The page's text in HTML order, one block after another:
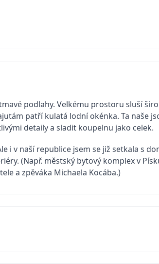
podlahy. Velkému prostoru sluší
patří kulatá lodní okénka. Ta naše
detaily a sladit koupelnu jako celek.
i v naší republice jsem se již setkala s
(Např. městský bytový komplex v
a zpěváka Michaela Kocába.)